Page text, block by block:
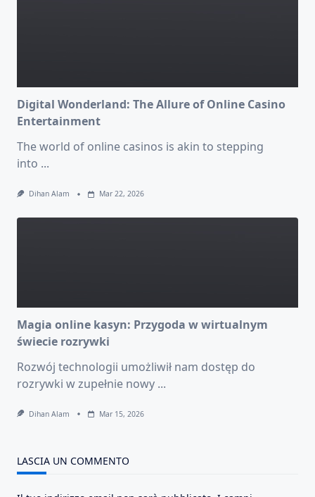
Digital Wonderland: The Allure of Online Casino
Entertainment
The world of online casinos is akin to stepping
into ...
Dihan Alam Mar 22, 2026
Magia online kasyn: Przygoda w wirtualnym
świecie rozrywki
Rozwój technologii umożliwił nam dostęp do
rozrywki w zupełnie nowy ...
Dihan Alam Mar 15, 2026
LASCIA UN COMMENTO